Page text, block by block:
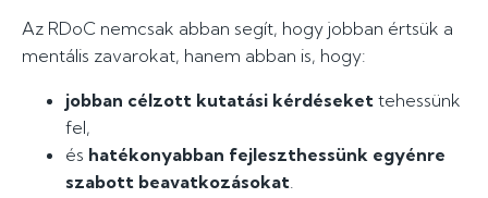
Az RDoC nemcsak abban segít, hogy jobban értsük a
mentális zavarokat, hanem abban is, hogy:
jobban célzott kutatási kérdéseket tehessünk
fel,
és hatékonyabban fejleszthessünk egyénre
szabott beavatkozásokat.